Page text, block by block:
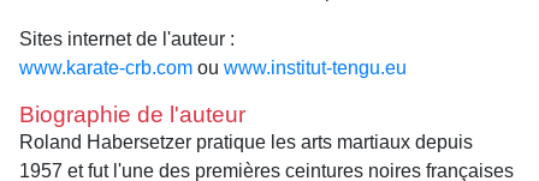
Sites internet de l'auteur :
www.karate-crb.com ou www.institut-tengu.eu
Biographie de l'auteur
Roland Habersetzer pratique les arts martiaux depuis
1957 et fut l'une des premières ceintures noires françaises